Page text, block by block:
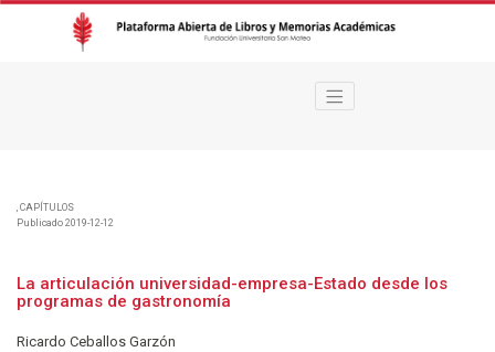
, CAPÍTULOS
La articulación universidad-empresa-Estado desde los
programas de gastronomía
Publicado 2019-12-12
Ricardo Ceballos Garzón